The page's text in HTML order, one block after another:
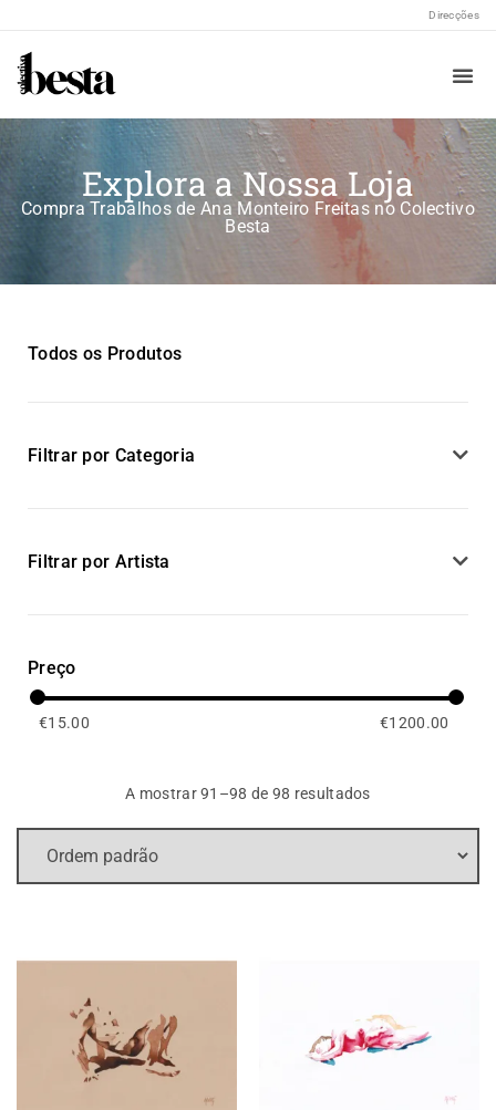
Direcções
Explora a Nossa Loja
Compra Trabalhos de Ana Monteiro Freitas no Colectivo
Besta
Todos os Produtos
Filtrar por Categoria
Filtrar por Artista
Preço
€15.00 €1200.00
A mostrar 91–98 de 98 resultados